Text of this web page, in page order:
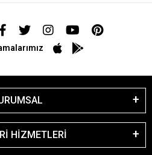
HİZMETLERİ